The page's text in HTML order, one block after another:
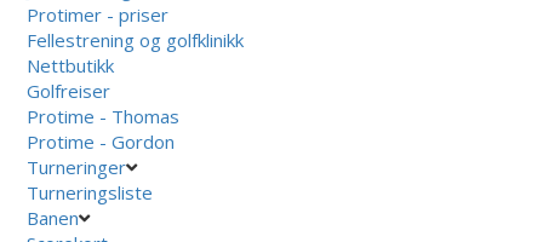
Protimer - priser
Fellestrening og golfklinikk
Nettbutikk
Golfreiser
Protime - Thomas
Protime - Gordon
Turneringer
Turneringsliste
Banen